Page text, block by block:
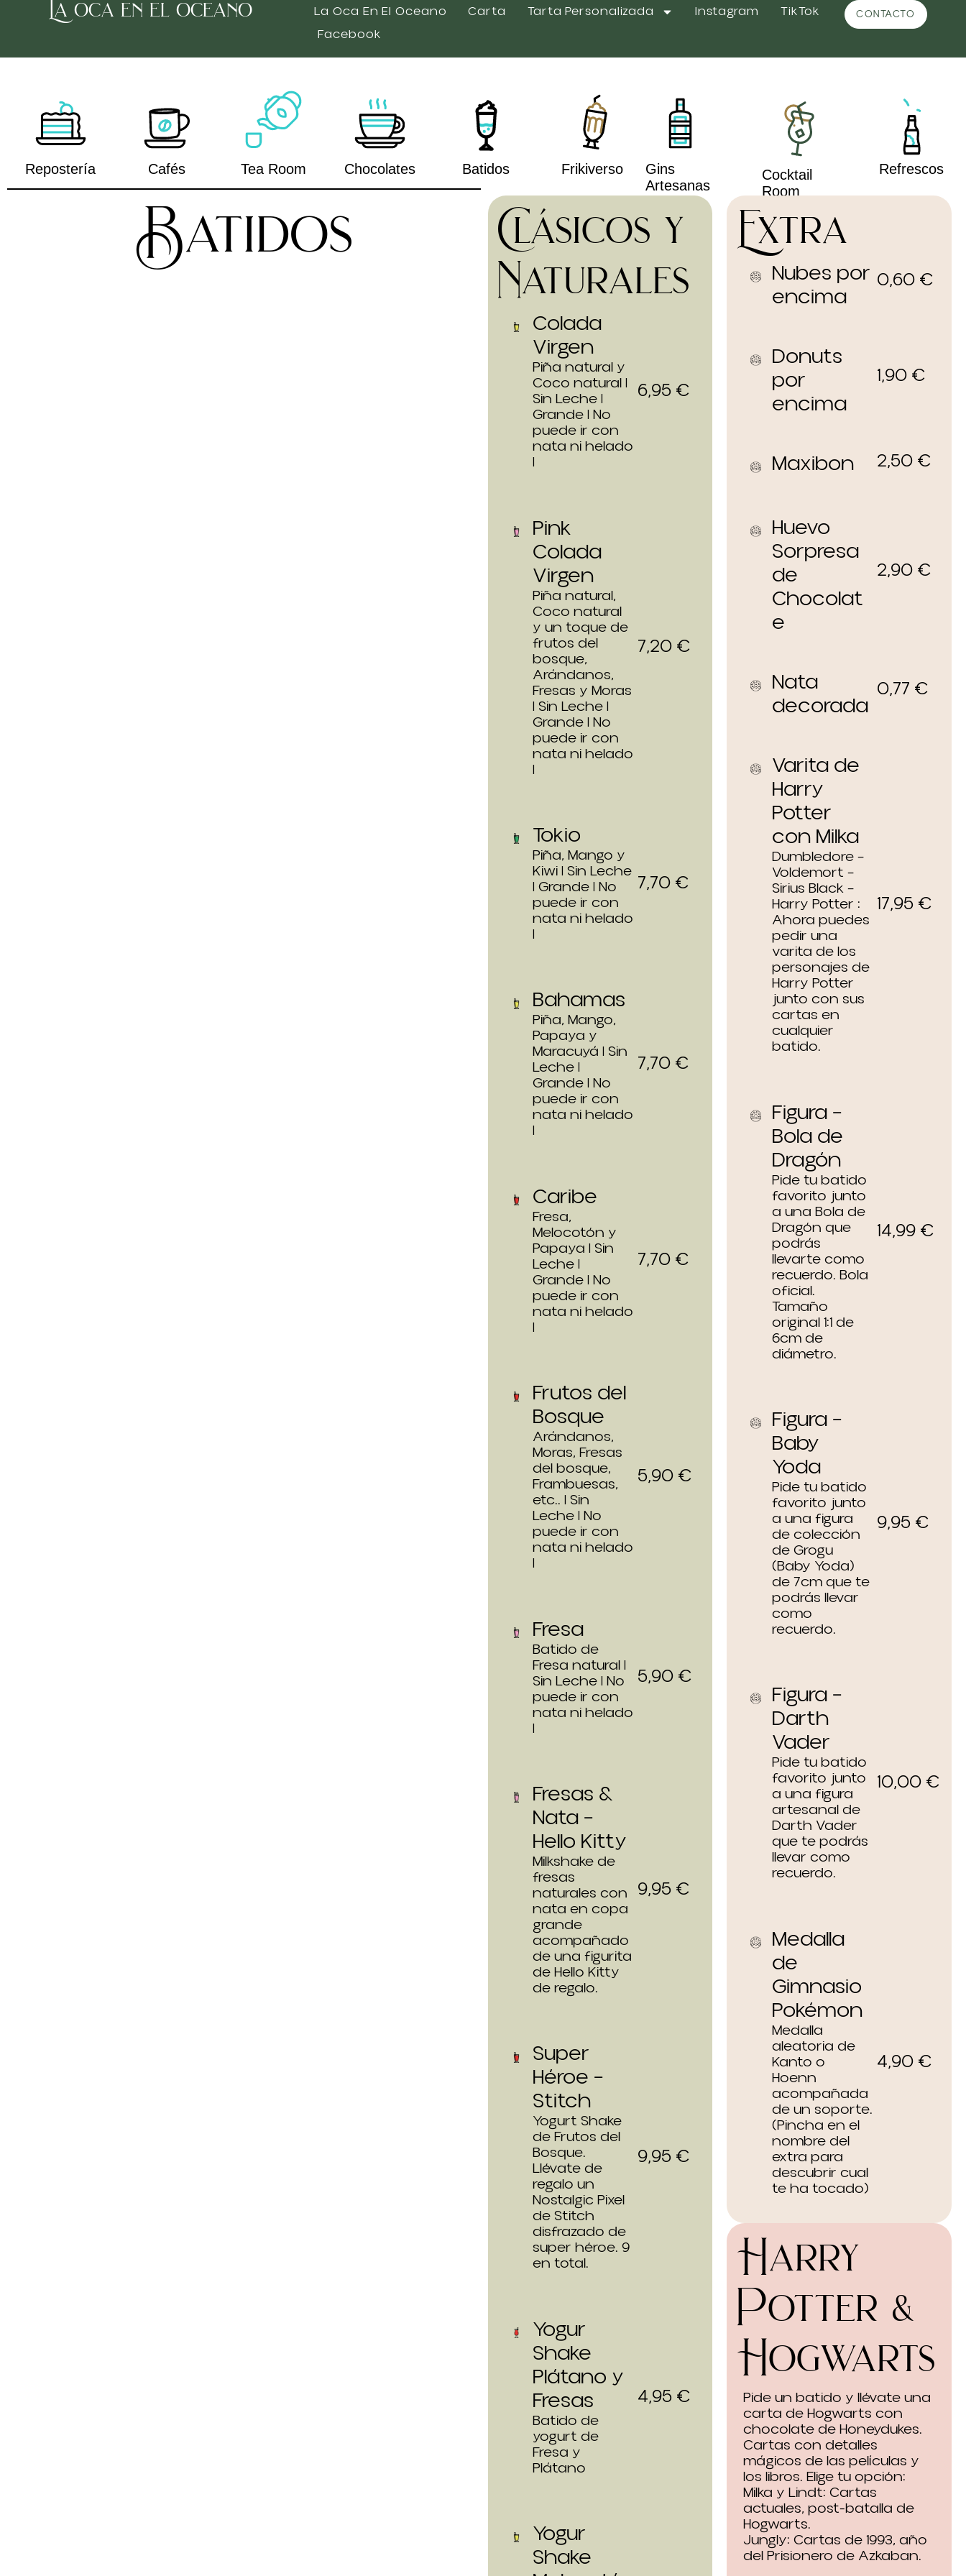
La oca en el oceano La Oca En El Oceano Carta Tarta Personalizada Instagram
TikTok
Facebook
CONTACTO
Repostería Cafés Tea Room Chocolates Batidos Frikiverso
Gins
Artesanas
Cocktail
Room
Refrescos
Batidos
Clásicos y
Naturales
Colada
Virgen
Piña natural y
Coco natural |
Sin Leche |
Grande | No
puede ir con
nata ni helado
|
6,95 €
Pink
Colada
Virgen
Piña natural,
Coco natural
y un toque de
frutos del
bosque,
Arándanos,
Fresas y Moras
| Sin Leche |
Grande | No
puede ir con
nata ni helado
|
7,20 €
Tokio
Piña, Mango y
Kiwi | Sin Leche
| Grande | No
puede ir con
nata ni helado
|
7,70 €
Bahamas
Piña, Mango,
Papaya y
Maracuyá | Sin
Leche |
Grande | No
puede ir con
nata ni helado
|
7,70 €
Caribe
Fresa,
Melocotón y
Papaya | Sin
Leche |
Grande | No
puede ir con
nata ni helado
|
7,70 €
Frutos del
Bosque
Arándanos,
Moras, Fresas
del bosque,
Frambuesas,
etc.. | Sin
Leche | No
puede ir con
nata ni helado
|
5,90 €
Fresa
Batido de
Fresa natural |
Sin Leche | No
puede ir con
nata ni helado
|
5,90 €
Fresas &
Nata –
Hello Kitty
Milkshake de
fresas
naturales con
nata en copa
grande
acompañado
de una figurita
de Hello Kitty
de regalo.
9,95 €
Super
Héroe –
Stitch
Yogurt Shake
de Frutos del
Bosque.
Llévate de
regalo un
Nostalgic Pixel
de Stitch
disfrazado de
super héroe. 9
en total.
9,95 €
Yogur
Shake
Plátano y
Fresas
Batido de
yogurt de
Fresa y
Plátano
4,95 €
Yogur
Shake
Extra
Nubes por
encima
0,60 €
Donuts
por
encima
1,90 €
Maxibon 2,50 €
Huevo
Sorpresa
de
Chocolat
e
2,90 €
Nata
decorada
0,77 €
Varita de
Harry
Potter
con Milka
Dumbledore –
Voldemort –
Sirius Black –
Harry Potter :
Ahora puedes
pedir una
varita de los
personajes de
Harry Potter
junto con sus
cartas en
cualquier
batido.
17,95 €
Figura –
Bola de
Dragón
Pide tu batido
favorito junto
a una Bola de
Dragón que
podrás
llevarte como
recuerdo. Bola
oficial.
Tamaño
original 1:1 de
6cm de
diámetro.
14,99 €
Figura –
Baby
Yoda
Pide tu batido
favorito junto
a una figura
de colección
de Grogu
(Baby Yoda)
de 7cm que te
podrás llevar
como
recuerdo.
9,95 €
Figura –
Darth
Vader
Pide tu batido
favorito junto
a una figura
artesanal de
Darth Vader
que te podrás
llevar como
recuerdo.
10,00 €
Medalla
de
Gimnasio
Pokémon
Medalla
aleatoria de
Kanto o
Hoenn
acompañada
de un soporte.
(Pincha en el
nombre del
extra para
descubrir cual
te ha tocado)
4,90 €
Harry
Potter &
Hogwarts
Pide un batido y llévate una
carta de Hogwarts con
chocolate de Honeydukes.
Cartas con detalles
mágicos de las películas y
los libros. Elige tu opción:
Milka y Lindt: Cartas
actuales, post-batalla de
Hogwarts.
Jungly: Cartas de 1993, año
del Prisionero de Azkaban.